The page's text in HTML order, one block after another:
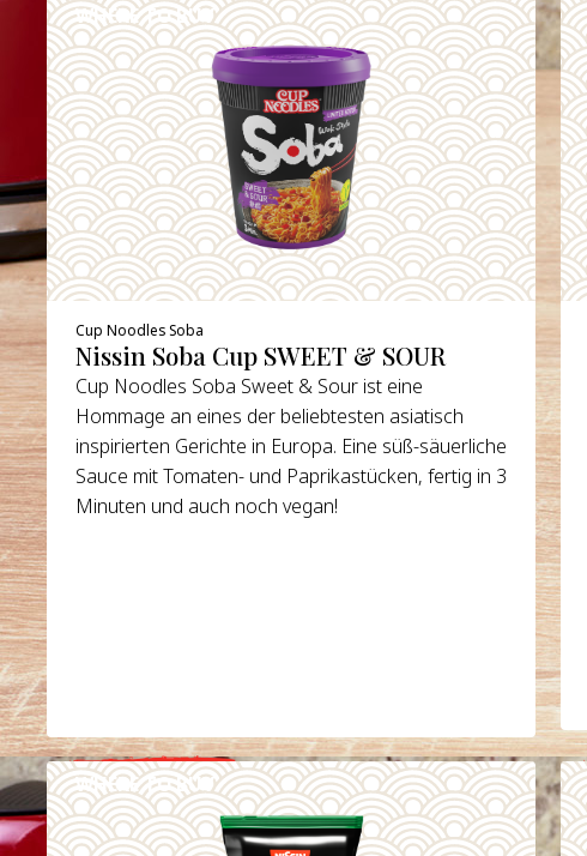
WHERE TO BUY
DETAILS
Cup Noodles Soba
Nissin Soba Cup SWEET & SOUR
Cup Noodles Soba Sweet & Sour ist eine
Hommage an eines der beliebtesten asiatisch
inspirierten Gerichte in Europa. Eine süß-säuerliche
Sauce mit Tomaten- und Paprikastücken, fertig in 3
Minuten und auch noch vegan!
WHERE TO BUY
DETAILS